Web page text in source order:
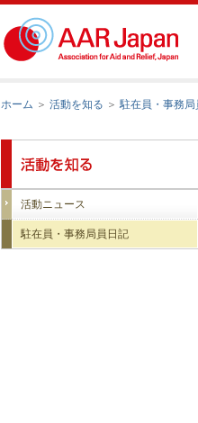
ホーム ＞ 活動を知る ＞駐在員・事務局
活動ニュース
駐在員・事務局員日記